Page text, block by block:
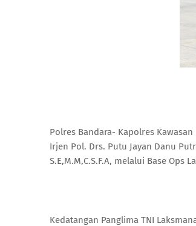
Polres Bandara- Kapolres
Irjen Pol. Drs. Putu Jayan Danu
S.E,M.M,C.S.F.A, melalui Base Ops
Kedatangan Panglima TNI